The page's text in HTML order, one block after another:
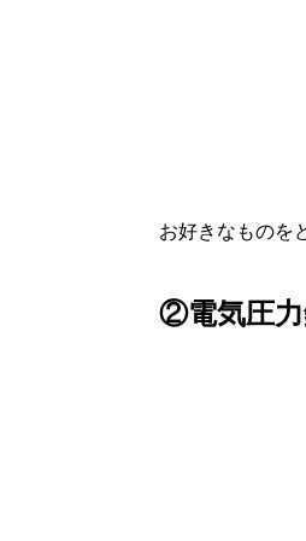
お好きなものを
②電気圧力